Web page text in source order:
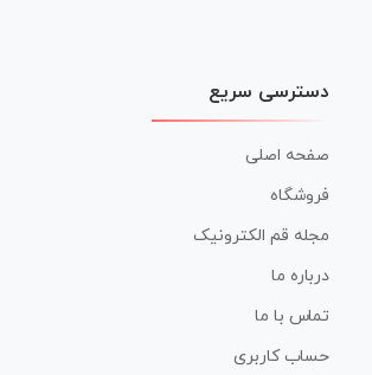
دسترسی سریع
صفحه اصلی
فروشگاه
مجله قم الکترونیک
درباره ما
تماس با ما
حساب کاربری